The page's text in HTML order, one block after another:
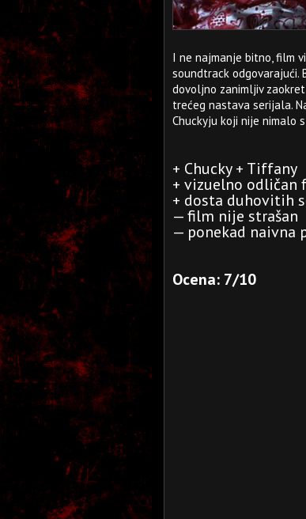
I ne najmanje bitno, film
soundtrack odgovarajući.
dovoljno zanimljiv
trećeg nastava serijala.
Chuckyju koji nije nimalo
+ Chucky + Tiffany
+ vizuelno odličan
+ dosta duhovitih
— film nije strašan
— ponekad naivna
Ocena: 7/10